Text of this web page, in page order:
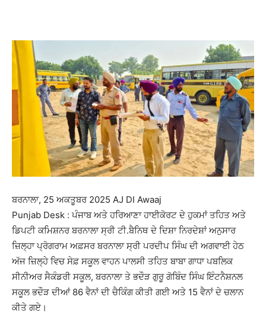
ਬਰਨਾਲਾ, 25 ਅਕਤੂਬਰ 2025 AJ DI Awaaj
Punjab Desk : ਪੰਜਾਬ ਅਤੇ ਹਰਿਆਣਾ ਹਾਈਕੋਰਟ ਦੇ ਹੁਕਮਾਂ ਤਹਿਤ ਅਤੇ
ਡਿਪਟੀ ਕਮਿਸ਼ਨਰ ਬਰਨਾਲਾ ਸ੍ਰੀ ਟੀ.ਬੈਨਿਥ ਦੇ ਦਿਸ਼ਾ ਨਿਰਦੇਸ਼ਾਂ ਅਨੁਸਾਰ
ਜ਼ਿਲ੍ਹਾ ਪ੍ਰੋਗਰਾਮ ਅਫ਼ਸਰ ਬਰਨਾਲਾ ਸ੍ਰੀ ਪਰਦੀਪ ਸਿੰਘ ਦੀ ਅਗਵਾਈ ਹੇਠ
ਅੱਜ ਜ਼ਿਲ੍ਹੇ ਵਿਚ ਸੇਫ਼ ਸਕੂਲ ਵਾਹਨ ਪਾਲਸੀ ਤਹਿਤ ਬਾਬਾ ਗਾਧਾ ਪਬਲਿਕ
ਸੀਨੀਅਰ ਸੈਕੰਡਰੀ ਸਕੂਲ, ਬਰਨਾਲਾ ਤੇ ਭਦੌੜ ਗੁਰੂ ਗੋਬਿੰਦ ਸਿੰਘ ਇੰਟਨੈਸ਼ਨਲ
ਸਕੂਲ ਭਦੌੜ ਦੀਆਂ 86 ਵੈਨਾਂ ਦੀ ਚੈਕਿੰਗ ਕੀਤੀ ਗਈ ਅਤੇ 15 ਵੈਨਾਂ ਦੇ ਚਲਾਨ
ਕੀਤੇ ਗਏ।